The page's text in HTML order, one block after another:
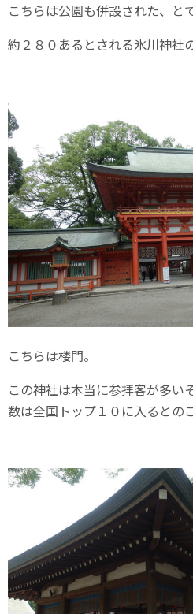
こちらは公園も併設された、と
約２８０あるとされる氷川神社
こちらは楼門。
この神社は本当に参拝客が多い
数は全国トップ１０に入るとの